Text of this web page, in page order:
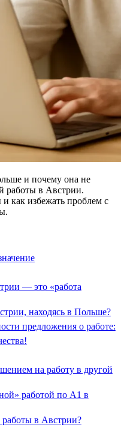
и почему она не
работы в Австрии.
как избежать проблем с
— это «работа
находясь в Польше?
предложения о работе:
на работу в другой
работой по А1 в
в Австрии?